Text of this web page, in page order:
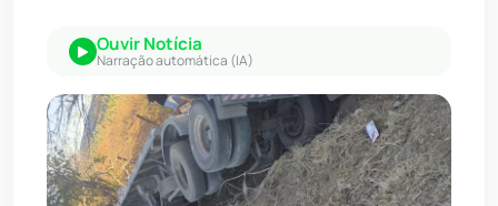
Ouvir Notícia
Narração automática (IA)